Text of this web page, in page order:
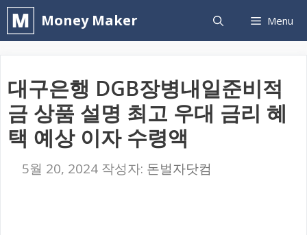
컨
텐
건
너
뛰
Money Maker Menu
대구은행 DGB장병내일준비적
금 상품 설명 최고 우대 금리 혜
택 예상 이자 수령액
5월 20, 2024 작성자: 돈벌자닷컴